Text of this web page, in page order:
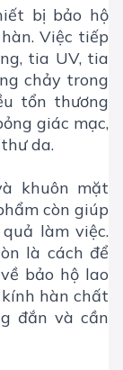
bị bảo hộ
Việc tiếp
tia UV, tia
chảy trong
tổn thương
giác mạc,
da.
khuôn mặt
còn giúp
làm việc.
là cách để
bảo hộ lao
hàn chất
đắn và cần